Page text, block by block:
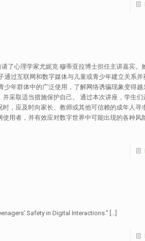
了心理学家尤妮克·穆蒂亚拉博士担任主讲嘉宾。
过互联网和数字媒体与儿童或青少年建立关系并
年群体中的广泛使用，了解网络诱骗现象变得越
采取适当措施保护自己。 通过本次讲座，学生们
，应及时向家长、教师或其他可信赖的成年人寻
用者，并有效应对数字世界中可能出现的各种风
Safety in Digital Interactions.” […]